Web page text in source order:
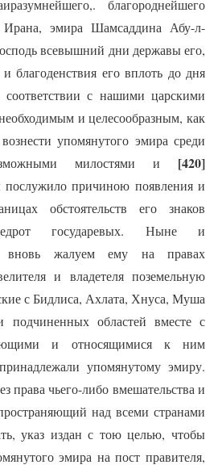
благороднейшего
эмира Шамсаддина Абу-л-
всевышний дни державы его,
благоденствия его вплоть до дня
с нашими царскими
и целесообразным, как
упомянутого эмира среди
милостями и [420]
причиною появления и
обстоятельств его знаков
государевых. Ныне и
вновь жалуем ему на правах
и владетеля поземельную
с Бидлиса, Ахлата, Хнуса, Муша
подчиненных областей вместе с
и относящимися к ним
упомянутому эмиру.
права чьего-либо вмешательства и
над всеми странами
указ издан с тою целью, чтобы
эмира на пост правителя,